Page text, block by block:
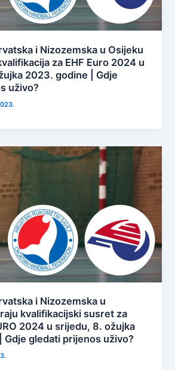
i Nizozemska u Osijeku
za EHF Euro 2024 u
2023. godine | Gdje
uživo?
i Nizozemska u
kvalifikacijski susret za
2024 u srijedu, 8. ožujka
Gdje gledati prijenos uživo?